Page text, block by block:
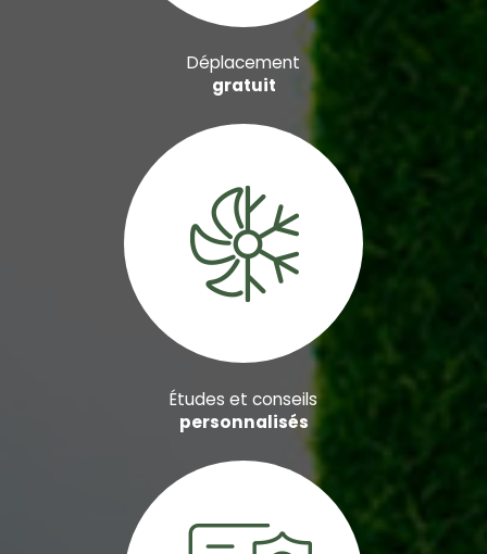
Déplacement
gratuit
Études et conseils
personnalisés